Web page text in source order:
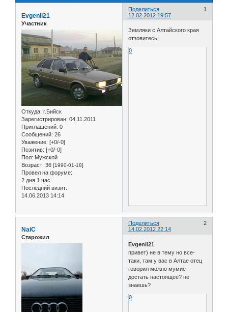
Поделиться
1
12.02.2012 19:57
Evgenii21
Участник
Откуда: г.Бийск
Зарегистрирован: 04.11.2011
Приглашений: 0
Сообщений: 26
Уважение: [+0/-0]
Позитив: [+0/-0]
Пол: Мужской
Возраст: 36 [1990-01-18]
Провел на форуме:
2 дня 1 час
Последний визит:
14.06.2013 14:14
Земляки с Алтайского края
отзовитесь!
0
Поделиться
2
14.02.2012 22:14
NaiC
Старожил
Evgenii21
привет) не в тему но все-
таки, там у вас в Алтае отец
говорил можно мумиё
достать настоящее? не
знаешь?
0